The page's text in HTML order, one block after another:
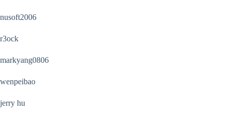
nusoft2006
r3ock
markyang0806
wenpeibao
jerry hu